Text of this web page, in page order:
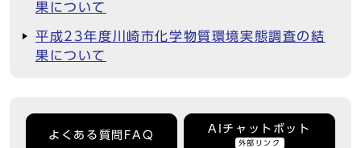
果について
平成23年度川崎市化学物質環境実態調査の結
果について
よくある質問FAQ
AIチャットボット
外部リンク